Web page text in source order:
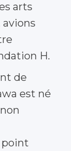
arts
H.
de
est né
point